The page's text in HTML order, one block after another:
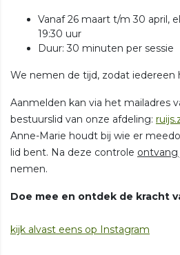
Vanaf 26 maart t/m 30 april,
19:30 uur
Duur: 30 minuten per sessie
We nemen de tijd, zodat iedereen
Aanmelden kan via het mailadres
bestuurslid van onze afdeling:
Anne-Marie houdt bij wie er
lid bent. Na deze controle ontvang
nemen.
Doe mee en ontdek de kracht
kijk alvast eens op Instagram